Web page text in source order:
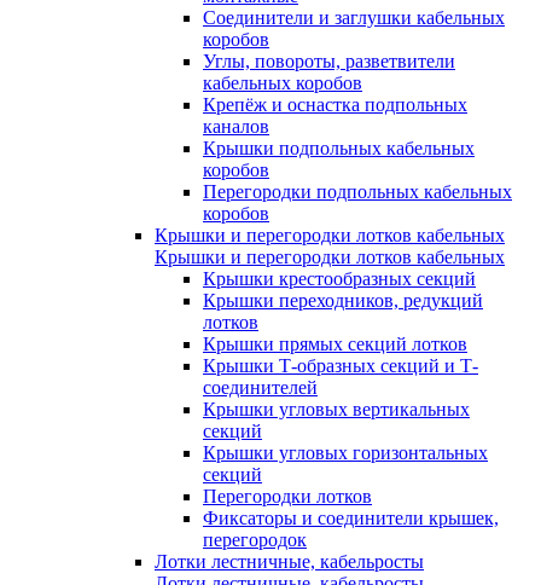
Соединители и заглушки кабельных
коробов
Углы, повороты, разветвители
кабельных коробов
Крепёж и оснастка подпольных
каналов
Крышки подпольных кабельных
коробов
Перегородки подпольных кабельных
коробов
Крышки и перегородки лотков кабельных
Крышки и перегородки лотков кабельных
Крышки крестообразных секций
Крышки переходников, редукций
лотков
Крышки прямых секций лотков
Крышки Т-образных секций и Т-
соединителей
Крышки угловых вертикальных
секций
Крышки угловых горизонтальных
секций
Перегородки лотков
Фиксаторы и соединители крышек,
перегородок
Лотки лестничные, кабельросты